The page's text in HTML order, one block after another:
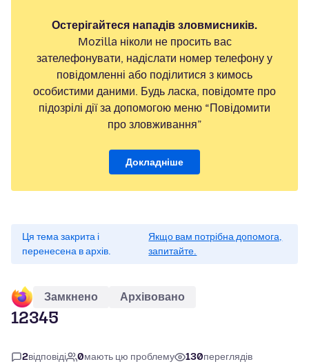
Остерігайтеся нападів зловмисників.
Mozilla ніколи не просить вас
зателефонувати, надіслати номер телефону у
повідомленні або поділитися з кимось
особистими даними. Будь ласка, повідомте про
підозрілі дії за допомогою меню “Повідомити
про зловживання”
Докладніше
Ця тема закрита і
перенесена в архів.
Якщо вам потрібна допомога,
запитайте.
Замкнено Архівовано
12345
2відповіді 0мають цю проблему 130переглядів